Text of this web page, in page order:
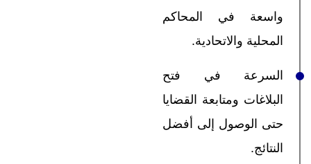
واسعة في المحاكم
المحلية والاتحادية.
السرعة في فتح
البلاغات ومتابعة القضايا
حتى الوصول إلى أفضل
النتائج.